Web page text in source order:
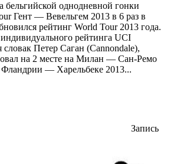
однодневной гонки
Гент — Вевельгем 2013 в 6 раз в
рейтинг World Tour 2013 года.
рейтинга UCI
словак Петер Саган (Cannondale),
на 2 месте на Милан — Сан-Ремо
— Харельбеке 2013...
Запись